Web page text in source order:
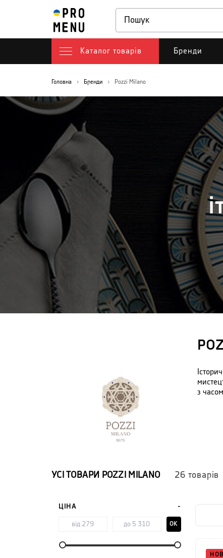
Каталог товарів Бренди
Головна Бренди Pozzi Milano
з
УСІ ТОВАРИ POZZI MILANO 26 товарів
ЦІНА
OK